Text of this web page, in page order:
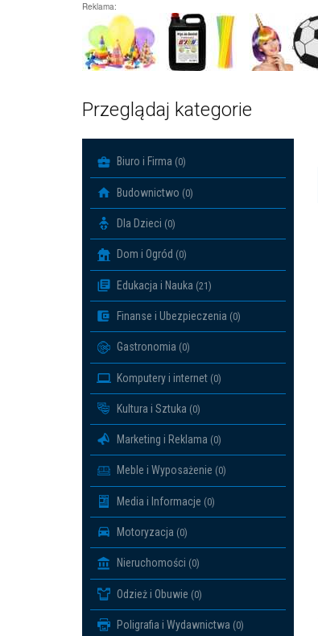
Reklama:
Przeglądaj kategorie
Biuro i Firma (0)
Budownictwo (0)
Dla Dzieci (0)
Dom i Ogród (0)
Edukacja i Nauka (21)
Finanse i Ubezpieczenia (0)
Gastronomia (0)
Komputery i internet (0)
Kultura i Sztuka (0)
Marketing i Reklama (0)
Meble i Wyposażenie (0)
Media i Informacje (0)
Motoryzacja (0)
Nieruchomości (0)
Odzież i Obuwie (0)
Poligrafia i Wydawnictwa (0)